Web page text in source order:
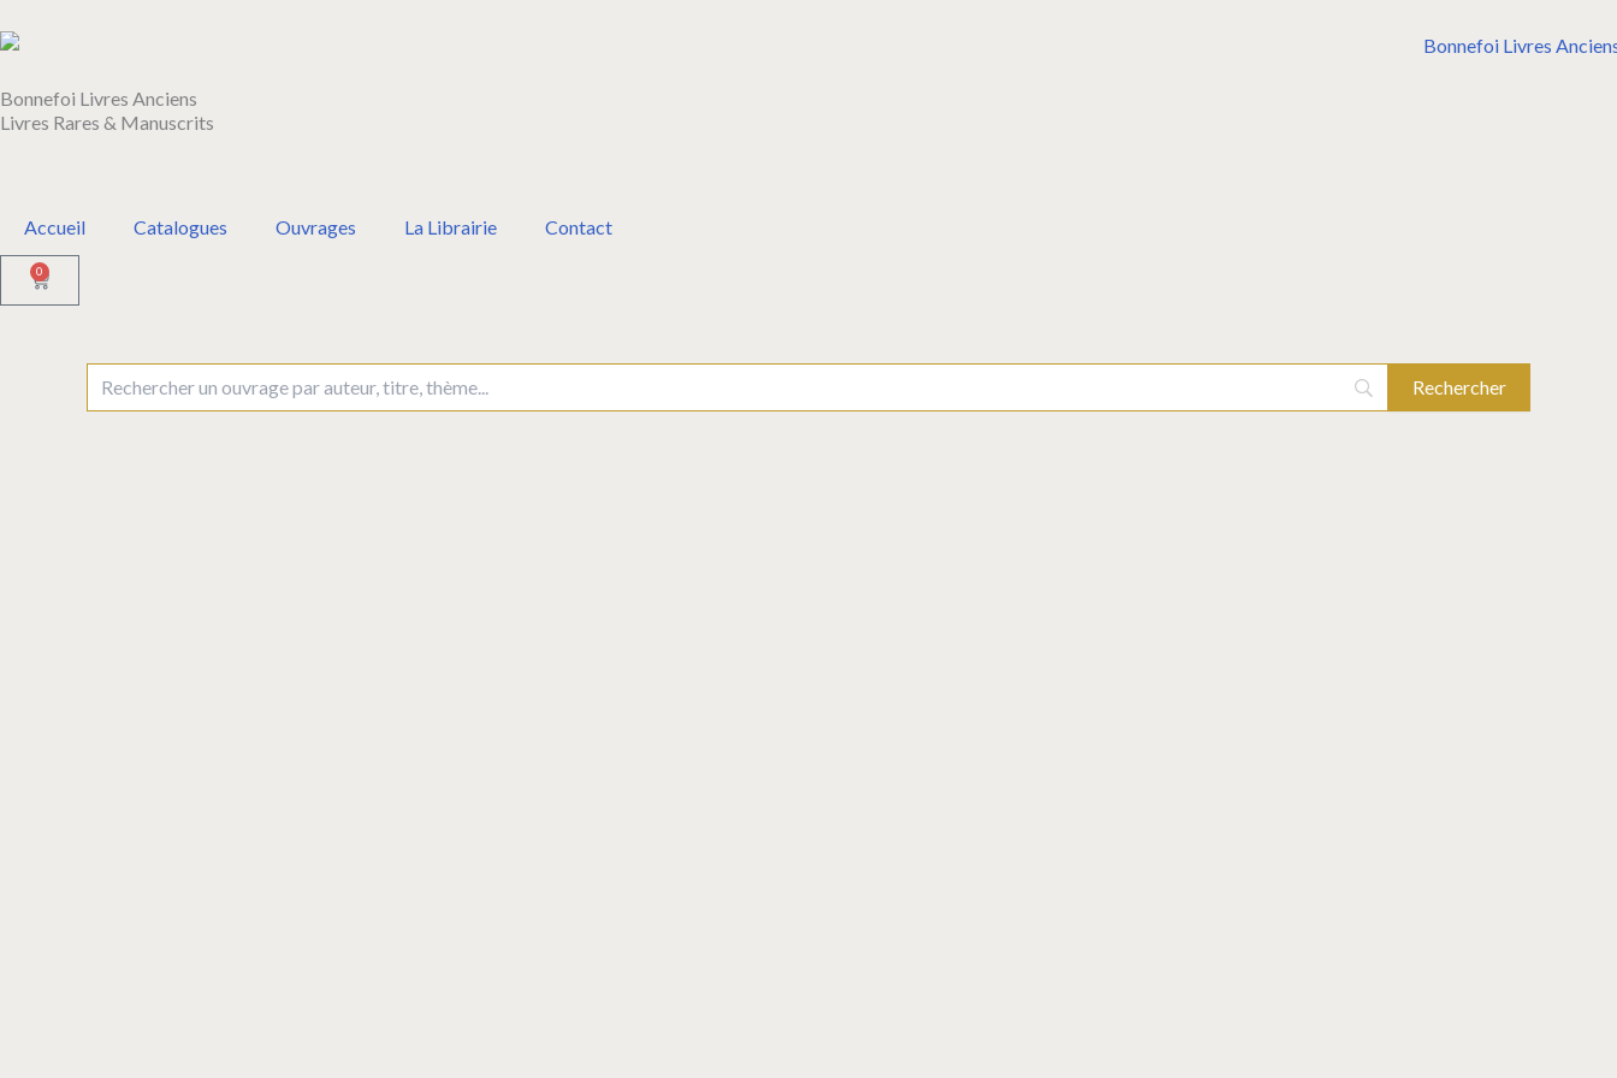
au
Bonnefoi Livres Anciens
Livres Rares & Manuscrits
Accueil Catalogues Ouvrages La Librairie Contact
0
Panier